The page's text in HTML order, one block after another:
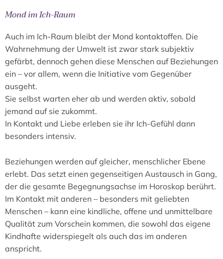
Mond im Ich-Raum
Auch im Ich-Raum bleibt der Mond kontaktoffen. Die
Wahrnehmung der Umwelt ist zwar stark subjektiv
gefärbt, dennoch gehen diese Menschen auf Beziehungen
ein – vor allem, wenn die Initiative vom Gegenüber
ausgeht.
Sie selbst warten eher ab und werden aktiv, sobald
jemand auf sie zukommt.
In Kontakt und Liebe erleben sie ihr Ich-Gefühl dann
besonders intensiv.
Beziehungen werden auf gleicher, menschlicher Ebene
erlebt. Das setzt einen gegenseitigen Austausch in Gang,
der die gesamte Begegnungsachse im Horoskop berührt.
Im Kontakt mit anderen – besonders mit geliebten
Menschen – kann eine kindliche, offene und unmittelbare
Qualität zum Vorschein kommen, die sowohl das eigene
Kindhafte widerspiegelt als auch das im anderen
anspricht.